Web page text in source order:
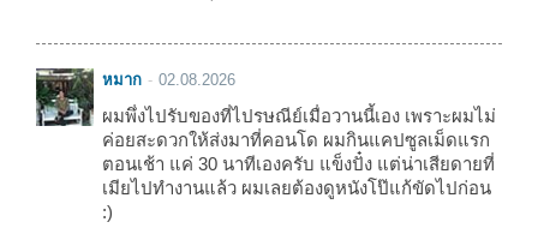
หมาก 02.08.2026
ผมพึ่งไปรับของที่ไปรษณีย์เมื่อวานนี้เอง เพราะผมไม่
ค่อยสะดวกให้ส่งมาที่คอนโด ผมกินแคปซูลเม็ดแรก
ตอนเช้า แค่ 30 นาทีเองครับ แข็งปั๋ง แต่น่าเสียดายที่
เมียไปทำงานแล้ว ผมเลยต้องดูหนังโป๊แก้ขัดไปก่อน
:)